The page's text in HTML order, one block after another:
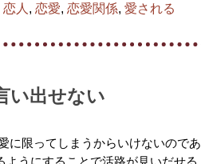
恋人 , 恋愛, 恋愛関係, 愛される
い出せない
に限ってしまうからいけないのであ